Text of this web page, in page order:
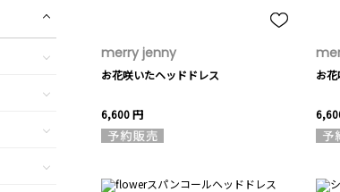
merry jenny
お花咲いたヘッドドレス
6,600 円
お